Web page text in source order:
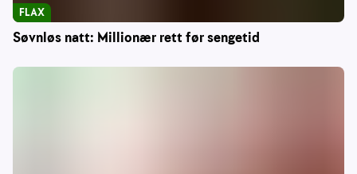
Søvnløs natt: Millionær rett før sengetid
FLAX